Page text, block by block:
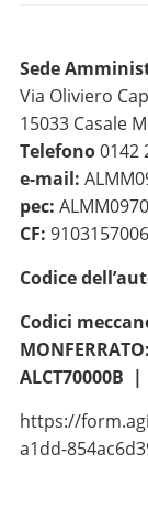
Sede
Via Oliviero
15033 Casale
Telefono0142
e-mail:
pec:
CF:
Codice
Codici
MONFERRATO:
ALCT70000B |
https://
a1dd-